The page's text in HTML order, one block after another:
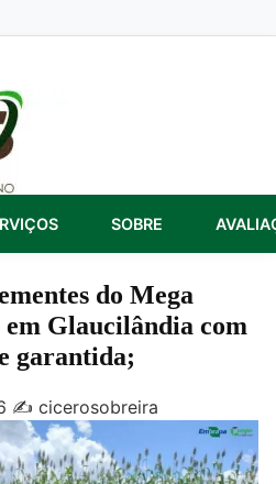
SOBRE
do Mega
em Glaucilândia com
garantida;
✍️ cicerosobreira